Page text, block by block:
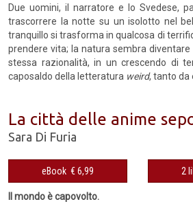
Due uomini, il narratore e lo Svedese,
trascorrere la notte su un isolotto nel
tranquillo si trasforma in qualcosa di
prendere vita; la natura sembra
stessa razionalità, in un crescendo di
caposaldo della letteratura weird, tanto da
La città delle anime
Sara Di Furia
eBook € 6,99 2
Il mondo è capovolto.